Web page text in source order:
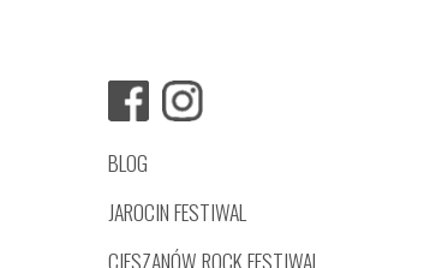
BLOG
JAROCIN FESTIWAL
CIESZANÓW ROCK FESTIWAL